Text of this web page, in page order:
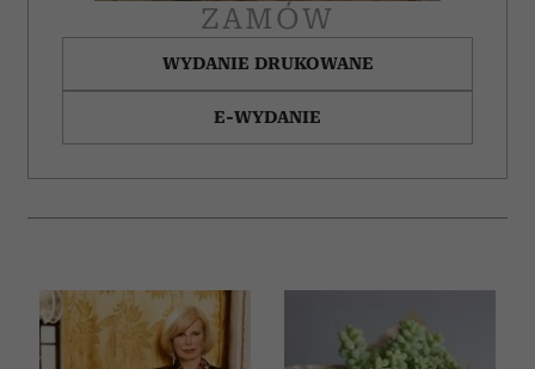
ZAMÓW
WYDANIE DRUKOWANE
E-WYDANIE